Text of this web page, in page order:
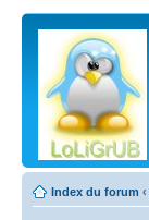
Index du forum ‹